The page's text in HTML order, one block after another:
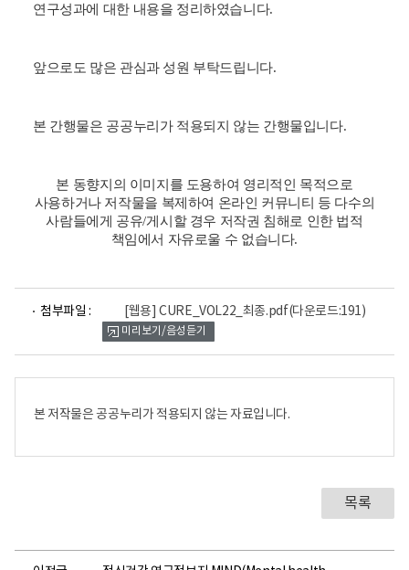
연구성과에 대한 내용을 정리하였습니다.
앞으로도 많은 관심과 성원 부탁드립니다.
본 간행물은 공공누리가 적용되지 않는 간행물입니다.
본 동향지의 이미지를 도용하여 영리적인 목적으로
사용하거나 저작물을 복제하여 온라인 커뮤니티 등 다수의
사람들에게 공유/게시할 경우 저작권 침해로 인한 법적
책임에서 자유로울 수 없습니다.
첨부파일 : [웹용] CURE_VOL22_최종.pdf(다운로드:191)
어
미리보기/음성듣기
본 저작물은 공공누리가 적용되지 않는 자료입니다.
목록